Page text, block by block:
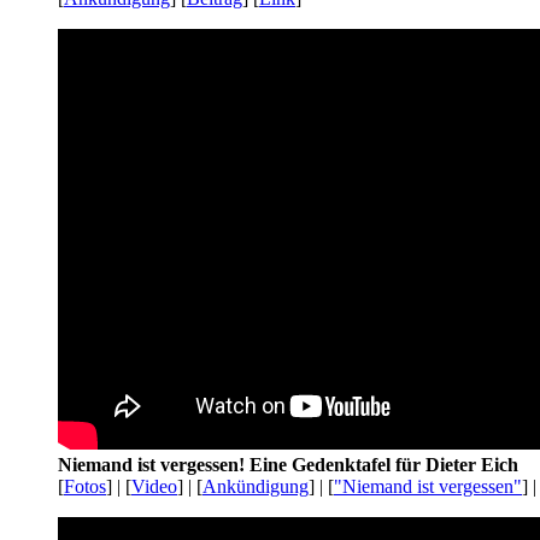
Niemand ist vergessen! Eine Gedenktafel für Dieter Eich
[Fotos] | [Video] | [Ankündigung] | ["Niemand ist vergessen"]